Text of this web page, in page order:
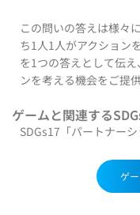
この問いの答えは様々
ち1人1人がアクション
を1つの答えとして伝
ンを考える機会をご提供
ゲームと関連する
SDGs17「パートナー
ゲ